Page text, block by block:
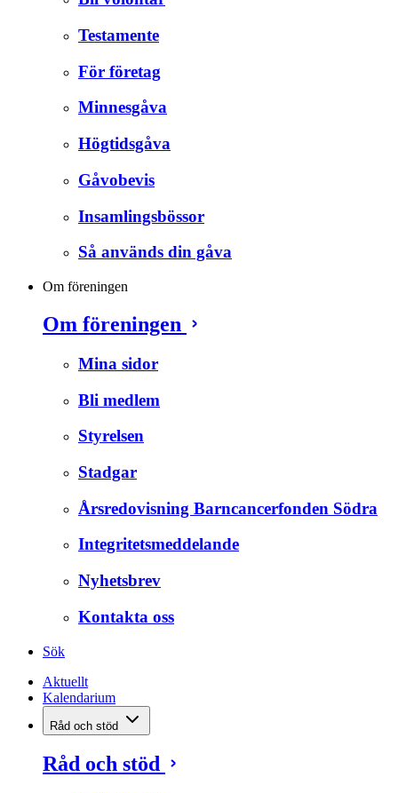
Testamente
För företag
Minnesgåva
Högtidsgåva
Gåvobevis
Insamlingsbössor
Så används din gåva
Om föreningen
Om föreningen
Mina sidor
Bli medlem
Styrelsen
Stadgar
Årsredovisning Barncancerfonden Södra
Integritetsmeddelande
Nyhetsbrev
Kontakta oss
Sök
Aktuellt
Kalendarium
Råd och stöd
Råd och stöd